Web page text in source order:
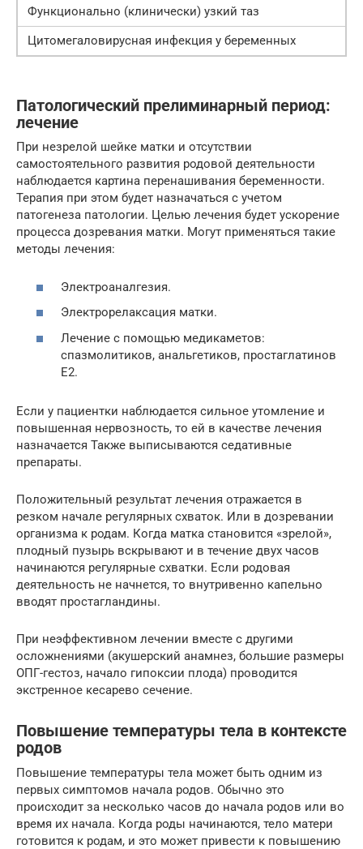
Функционально (клинически) узкий таз
Цитомегаловирусная инфекция у беременных
Патологический прелиминарный период:
лечение
При незрелой шейке матки и отсутствии
самостоятельного развития родовой деятельности
наблюдается картина перенашивания беременности.
Терапия при этом будет назначаться с учетом
патогенеза патологии. Целью лечения будет ускорение
процесса дозревания матки. Могут применяться такие
методы лечения:
Электроаналгезия.
Электрорелаксация матки.
Лечение с помощью медикаметов:
спазмолитиков, анальгетиков, простаглатинов
Е2.
Если у пациентки наблюдается сильное утомление и
повышенная нервозность, то ей в качестве лечения
назначается Также выписываются седативные
препараты.
Положительный результат лечения отражается в
резком начале регулярных схваток. Или в дозревании
организма к родам. Когда матка становится «зрелой»,
плодный пузырь вскрывают и в течение двух часов
начинаются регулярные схватки. Если родовая
деятельность не начнется, то внутривенно капельно
вводят простагландины.
При неэффективном лечении вместе с другими
осложнениями (акушерский анамнез, большие размеры
ОПГ-гестоз, начало гипоксии плода) проводится
экстренное кесарево сечение.
Повышение температуры тела в контексте
родов
Повышение температуры тела может быть одним из
первых симптомов начала родов. Обычно это
происходит за несколько часов до начала родов или во
время их начала. Когда роды начинаются, тело матери
готовится к родам, и это может привести к повышению